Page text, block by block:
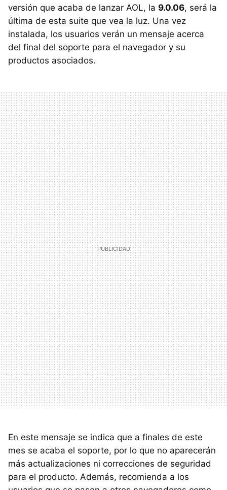
versión que acaba de lanzar AOL, la 9.0.06, será la
última de esta suite que vea la luz. Una vez
instalada, los usuarios verán un mensaje acerca
del final del soporte para el navegador y su
productos asociados.
En este mensaje se indica que a finales de este
mes se acaba el soporte, por lo que no aparecerán
más actualizaciones ni correcciones de seguridad
para el producto. Además, recomienda a los